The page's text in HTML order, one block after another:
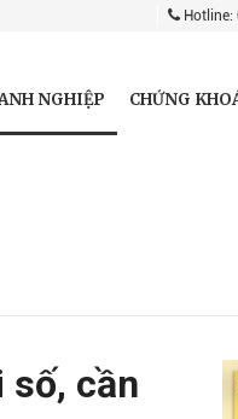
NGHIỆP CHỨNG
số, cần